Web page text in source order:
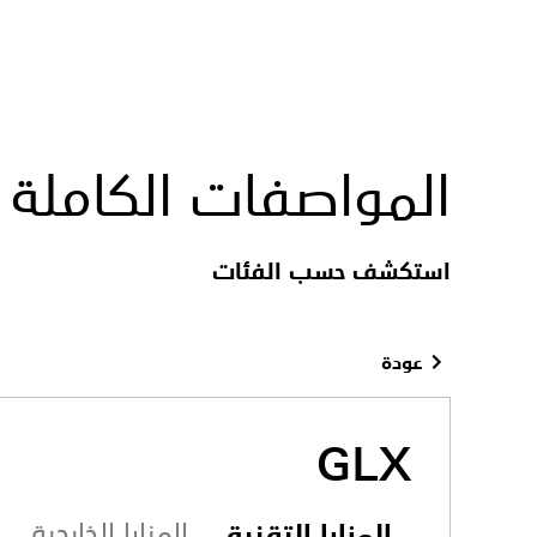
المواصفات الكاملة
استكشف حسب الفئات
عودة
GLX